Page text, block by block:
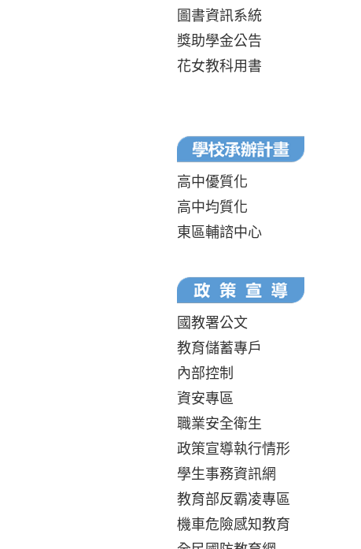
圖書資訊系統
獎助學金公告
花女教科用書
高中優質化
高中均質化
東區輔諮中心
國教署公文
教育儲蓄專戶
內部控制
資安專區
職業安全衛生
政策宣導執行情形
學生事務資訊網
教育部反霸凌專區
機車危險感知教育